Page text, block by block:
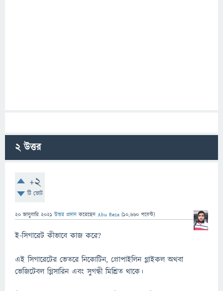
2উত্তর
+2
টি ভোট
20 জানুয়ারি 2021 উত্তর প্রদান করেছেন Abu Reza (10,660 পয়েন্ট)
ই-সিগারেট কীভাবে কাজ করে?
এই সিগারেটের ভেতরে নিকোটিন, প্রোপাইলিন গ্লাইকল অথবা
ভেজিটেবল গ্লিসারিন এবং সুগন্ধী মিশ্রিত থাকে।